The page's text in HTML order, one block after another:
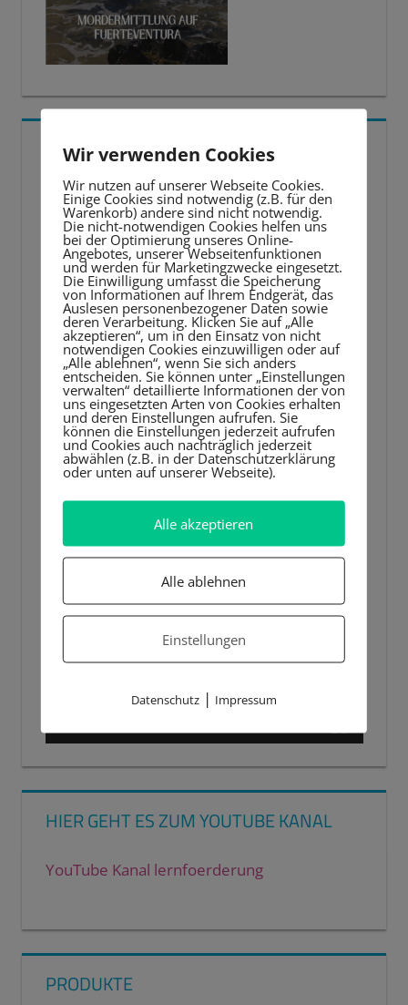
5 BESTE LERNTIPPS
Video-
Player
HIER GEHT ES ZUM YOUTUBE KANAL
YouTube Kanal lernfoerderung
PRODUKTE
Wir verwenden Cookies
Wir nutzen auf unserer Webseite Cookies.
Einige Cookies sind notwendig (z.B. für den
Warenkorb) andere sind nicht notwendig.
Die nicht-notwendigen Cookies helfen uns
bei der Optimierung unseres Online-
Angebotes, unserer Webseitenfunktionen
und werden für Marketingzwecke eingesetzt.
Die Einwilligung umfasst die Speicherung
von Informationen auf Ihrem Endgerät, das
Auslesen personenbezogener Daten sowie
deren Verarbeitung. Klicken Sie auf „Alle
akzeptieren“, um in den Einsatz von nicht
notwendigen Cookies einzuwilligen oder auf
„Alle ablehnen“, wenn Sie sich anders
entscheiden. Sie können unter „Einstellungen
verwalten“ detaillierte Informationen der von
uns eingesetzten Arten von Cookies erhalten
und deren Einstellungen aufrufen. Sie
können die Einstellungen jederzeit aufrufen
und Cookies auch nachträglich jederzeit
abwählen (z.B. in der Datenschutzerklärung
oder unten auf unserer Webseite).
Alle akzeptieren
Alle ablehnen
Einstellungen
Datenschutz| Impressum